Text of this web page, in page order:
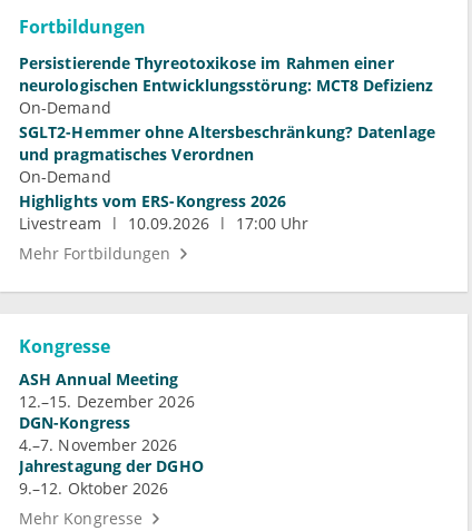
Fortbildungen
Persistierende Thyreotoxikose im Rahmen einer
neurologischen Entwicklungsstörung: MCT8 Defizienz
On-Demand
SGLT2-Hemmer ohne Altersbeschränkung? Datenlage
und pragmatisches Verordnen
On-Demand
Highlights vom ERS-Kongress 2026
Livestream
10.09.2026
17:00 Uhr
Mehr Fortbildungen
Kongresse
ASH Annual Meeting
12.–15. Dezember 2026
DGN-Kongress
4.–7. November 2026
Jahrestagung der DGHO
9.–12. Oktober 2026
Mehr Kongresse